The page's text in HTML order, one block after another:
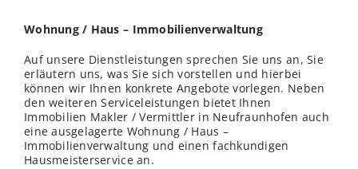
Wohnung / Haus – Immobilienverwaltung
Auf unsere Dienstleistungen sprechen Sie uns an, Sie
erläutern uns, was Sie sich vorstellen und hierbei
können wir Ihnen konkrete Angebote vorlegen. Neben
den weiteren Serviceleistungen bietet Ihnen
Immobilien Makler / Vermittler in Neufraunhofen auch
eine ausgelagerte Wohnung / Haus –
Immobilienverwaltung und einen fachkundigen
Hausmeisterservice an.